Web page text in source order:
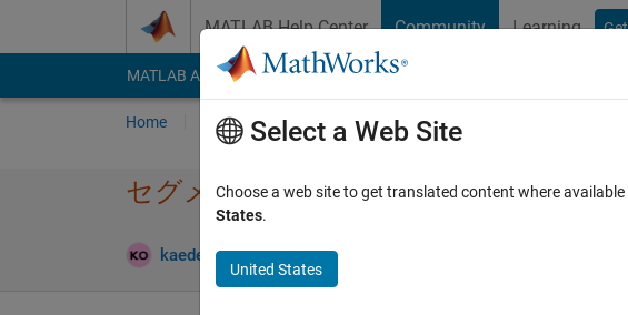
MATLAB Help Center Community Learning
MATLAB Answers File Exchange Cody
Home Ask Answer Browse MATLAB FAQs
セグメンテーションタスクにおける転
kaede 27 Feb 2024 1 Answer
Select a Web Site
Choose a web site to get translated content where
States.
United States